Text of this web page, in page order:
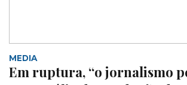
MEDIA
Em ruptura, “o jornalismo